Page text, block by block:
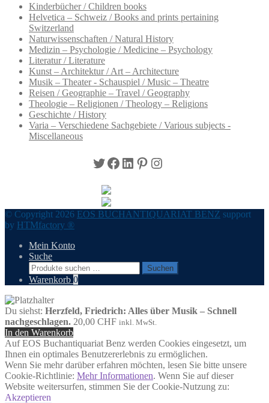
Kinderbücher / Children books
Helvetica – Schweiz / Books and prints pertaining
Switzerland
Naturwissenschaften / Natural History
Medizin – Psychologie / Medicine – Psychology
Literatur / Literature
Kunst – Architektur / Art – Architecture
Musik – Theater - Schauspiel / Music – Theatre
Reisen / Geographie – Travel / Geography
Theologie – Religionen / Theology – Religions
Geschichte / History
Varia – Verschiedene Sachgebiete / Various subjects -
Miscellaneous
Twitter
Facebook
LinkedIn
Pinterest
Instagram
© Copyright 2026 EOS BUCHANTIQUARIAT BENZ support
by HTMfactory ®
Mein Konto
Suche
Suchen
nach:
Suchen
Warenkorb 0
Du siehst: Herzfeld, Friedrich: Alles über Musik – Schnell
nachgeschlagen. 20,00 CHF inkl. MwSt.
In den Warenkorb
Auf EOS Buchantiquariat Benz werden Cookies eingesetzt, um
Ihnen ein optimales Benutzererlebnis zu ermöglichen.
Wenn Sie mehr darüber erfahren möchten, lesen Sie bitte unsere
Cookie-Richtlinie: Mehr Informationen. Wenn Sie auf dieser
Website weitersurfen, stimmen Sie der Cookie-Nutzung zu:
Akzeptieren